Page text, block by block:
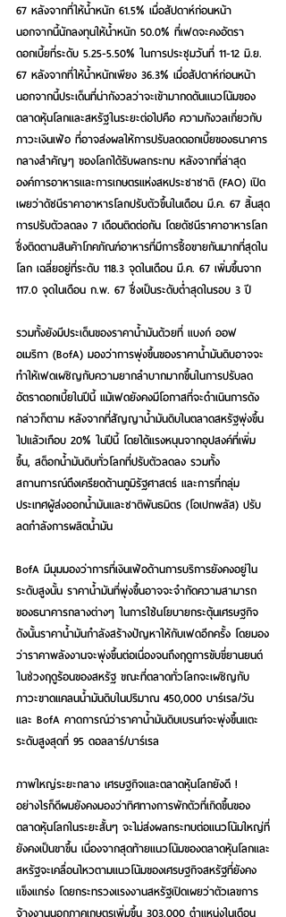
67 หลังจากที่ให้น้ำหนัก 61.5% เมื่อสัปดาห์ก่อนหน้า
นอกจากนี้นักลงทุนให้น้ำหนัก 50.0% ที่เฟดจะคงอัตรา
ดอกเบี้ยที่ระดับ 5.25-5.50% ในการประชุมวันที่ 11-12 มิ.ย.
67 หลังจากที่ให้น้ำหนักเพียง 36.3% เมื่อสัปดาห์ก่อนหน้า
นอกจากนี้ประเด็นที่น่ากังวลว่าจะเข้ามากดดันแนวโน้มของ
ตลาดหุ้นโลกและสหรัฐในระยะต่อไปคือ ความกังวลเกี่ยวกับ
ภาวะเงินเฟ้อ ที่อาจส่งผลให้การปรับลดดอกเบี้ยของธนาคาร
กลางสำคัญๆ ของโลกได้รับผลกระทบ หลังจากที่ล่าสุด
องค์การอาหารและการเกษตรแห่งสหประชาชาติ (FAO) เปิด
เผยว่าดัชนีราคาอาหารโลกปรับตัวขึ้นในเดือน มี.ค. 67 สิ้นสุด
การปรับตัวลดลง 7 เดือนติดต่อกัน โดยดัชนีราคาอาหารโลก
ซึ่งติดตามสินค้าโภคภัณฑ์อาหารที่มีการซื้อขายกันมากที่สุดใน
โลก เฉลี่ยอยู่ที่ระดับ 118.3 จุดในเดือน มี.ค. 67 เพิ่มขึ้นจาก
117.0 จุดในเดือน ก.พ. 67 ซึ่งเป็นระดับต่ำสุดในรอบ 3 ปี
รวมทั้งยังมีประเด็นของราคาน้ำมันด้วยที่ แบงก์ ออฟ
อเมริกา (BofA) มองว่าการพุ่งขึ้นของราคาน้ำมันดิบอาจจะ
ทำให้เฟดเผชิญกับความยากลำบากมากขึ้นในการปรับลด
อัตราดอกเบี้ยในปีนี้ แม้เฟดยังคงมีโอกาสที่จะดำเนินการดัง
กล่าวก็ตาม หลังจากที่สัญญาน้ำมันดิบในตลาดสหรัฐพุ่งขึ้น
ไปแล้วเกือบ 20% ในปีนี้ โดยได้แรงหนุนจากอุปสงค์ที่เพิ่ม
ขึ้น, สต็อกน้ำมันดิบทั่วโลกที่ปรับตัวลดลง รวมทั้ง
สถานการณ์ตึงเครียดด้านภูมิรัฐศาสตร์ และการที่กลุ่ม
ประเทศผู้ส่งออกน้ำมันและชาติพันธมิตร (โอเปกพลัส) ปรับ
ลดกำลังการผลิตน้ำมัน
BofA มีมุมมองว่าการที่เงินเฟ้อด้านการบริการยังคงอยู่ใน
ระดับสูงนั้น ราคาน้ำมันที่พุ่งขึ้นอาจจะจำกัดความสามารถ
ของธนาคารกลางต่างๆ ในการใช้นโยบายกระตุ้นเศรษฐกิจ
ดังนั้นราคาน้ำมันกำลังสร้างปัญหาให้กับเฟดอีกครั้ง โดยมอง
ว่าราคาพลังงานจะพุ่งขึ้นต่อเนื่องจนถึงฤดูการขับขี่ยานยนต์
ในช่วงฤดูร้อนของสหรัฐ ขณะที่ตลาดทั่วโลกจะเผชิญกับ
ภาวะขาดแคลนน้ำมันดิบในปริมาณ 450,000 บาร์เรล/วัน
และ BofA คาดการณ์ว่าราคาน้ำมันดิบเบรนท์จะพุ่งขึ้นแตะ
ระดับสูงสุดที่ 95 ดอลลาร์/บาร์เรล
ภาพใหญ่ระยะกลาง เศรษฐกิจและตลาดหุ้นโลกยังดี !
อย่างไรก็ดีผมยังคงมองว่าทิศทางการพักตัวที่เกิดขึ้นของ
ตลาดหุ้นโลกในระยะสั้นๆ จะไม่ส่งผลกระทบต่อแนวโน้มใหญ่ที่
ยังคงเป็นขาขึ้น เนื่องจากสุดท้ายแนวโน้มของตลาดหุ้นโลกและ
สหรัฐจะเคลื่อนไหวตามแนวโน้มของเศรษฐกิจสหรัฐที่ยังคง
แข็งแกร่ง โดยกระทรวงแรงงานสหรัฐเปิดเผยว่าตัวเลขการ